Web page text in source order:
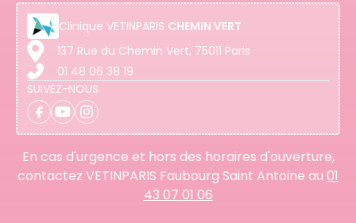
Clinique VETINPARIS CHEMIN VERT
137 Rue du Chemin Vert, 75011 Paris
01 48 06 38 19
SUIVEZ-NOUS
En cas d'urgence et hors des horaires d'ouverture,
contactez VETINPARIS Faubourg Saint Antoine au 01
43 07 01 06